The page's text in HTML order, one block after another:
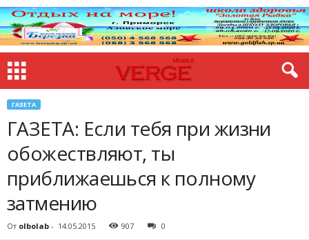
ГАЗЕТА
ГАЗЕТА: Если тебя при жизни
обожествляют, ты
приближаешься к полному
затмению
От olbolab - 14.05.2015 907 0